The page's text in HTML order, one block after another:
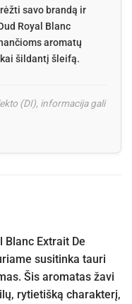
savo brandą ir
Royal Blanc
aromatų
šildantį šleifą.
(DI), informacija gali
Blanc Extrait De
susitinka tauri
Šis aromatas žavi
rytietišką charakterį,